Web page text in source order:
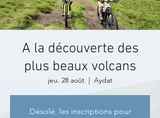
A la découverte des
plus beaux volcans
jeu. 28 août
  |
Aydat
Désolé, les inscriptions pour